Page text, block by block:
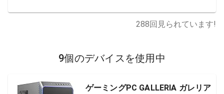
288回見られています!
9個のデバイスを使用中
ゲーミングPC GALLERIA ガレリア